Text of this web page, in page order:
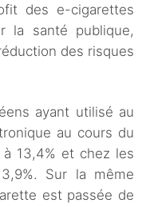
des e-cigarettes
la santé publique,
des risques
ayant utilisé au
au cours du
13,4% et chez les
Sur la même
est passée de